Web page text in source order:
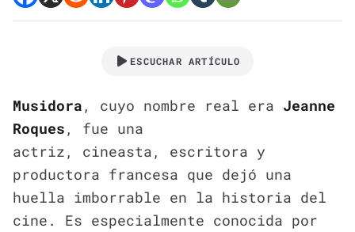
ESCUCHAR ARTÍCULO
Musidora , cuyo nombre real era Jeanne
Roques , fue una
actriz, cineasta, escritora y
productora francesa que dejó una
huella imborrable en la historia del
cine. Es especialmente conocida por